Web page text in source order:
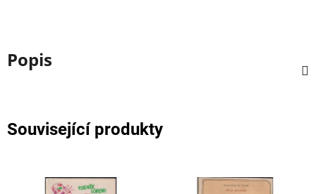
Popis
Související produkty